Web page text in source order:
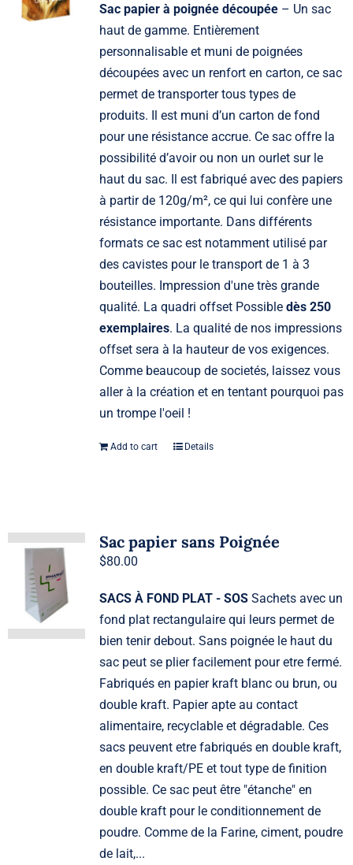
Sac papier à poignée découpée– Un sac
haut de gamme. Entièrement
personnalisable et muni de poignées
découpées avec un renfort en carton, ce sac
permet de transporter tous types de
produits. Il est muni d’un carton de fond
pour une résistance accrue. Ce sac offre la
possibilité d’avoir ou non un ourlet sur le
haut du sac. Il est fabriqué avec des papiers
à partir de 120g/m², ce qui lui confère une
résistance importante. Dans différents
formats ce sac est notamment utilisé par
des cavistes pour le transport de 1 à 3
bouteilles. Impression d'une très grande
qualité. La quadri offset Possibledès 250
exemplaires. La qualité de nos impressions
offset sera à la hauteur de vos exigences.
Comme beaucoup de societés, laissez vous
aller à la création et en tentant pourquoi pas
un trompe l'oeil !
Add to cart Details
Sac papier sans Poignée
$80.00
SACS À FOND PLAT - SOSSachets avec un
fond plat rectangulaire qui leurs permet de
bien tenir debout. Sans poignée le haut du
sac peut se plier facilement pour etre fermé.
Fabriqués en papier kraft blanc ou brun, ou
double kraft. Papier apte au contact
alimentaire, recyclable et dégradable. Ces
sacs peuvent etre fabriqués en double kraft,
en double kraft/PE et tout type de finition
possible. Ce sac peut être "étanche" en
double kraft pour le conditionnement de
poudre. Comme de la Farine, ciment, poudre
de lait,...